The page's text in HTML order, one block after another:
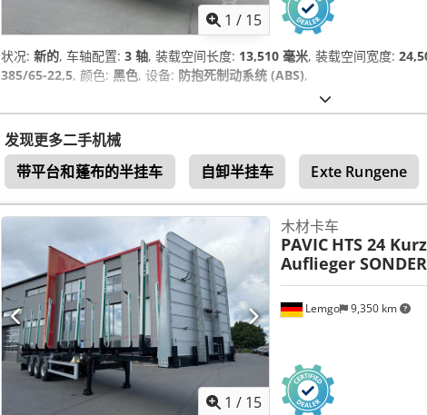
1 / 15
状况: 新的, 车轴配置: 3 轴, 装载空间长度: 13,510 毫米, 装载空间宽度:
385/65-22,5, 颜色: 黑色, 设备: 防抱死制动系统 (ABS),
发现更多二手机械
带平台和蓬布的半挂车
自卸半挂车 Exte Rungene
1 / 15
Lemgo 9,350 km
木材卡车
PAVIC HTS 24
Auflieger